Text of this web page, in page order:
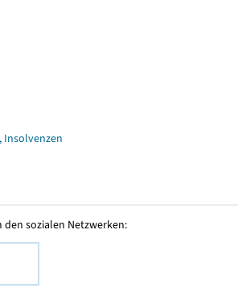
Insolvenzen
sozialen Netzwerken: